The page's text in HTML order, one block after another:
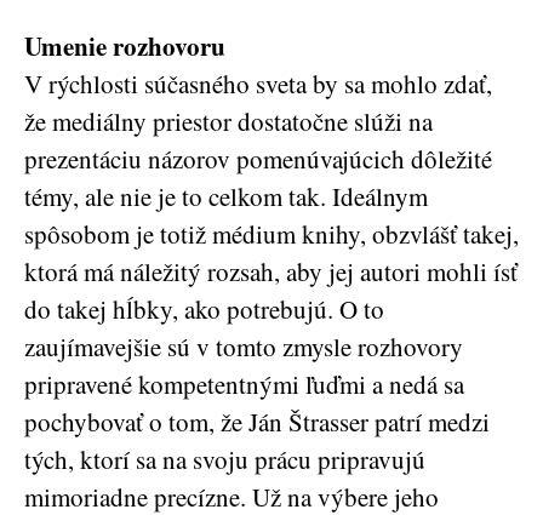
Umenie rozhovoru
V rýchlosti súčasného sveta by sa mohlo zdať,
že mediálny priestor dostatočne slúži na
prezentáciu názorov pomenúvajúcich dôležité
témy, ale nie je to celkom tak. Ideálnym
spôsobom je totiž médium knihy, obzvlášť takej,
ktorá má náležitý rozsah, aby jej autori mohli ísť
do takej hĺbky, ako potrebujú. O to
zaujímavejšie sú v tomto zmysle rozhovory
pripravené kompetentnými ľuďmi a nedá sa
pochybovať o tom, že Ján Štrasser patrí medzi
tých, ktorí sa na svoju prácu pripravujú
mimoriadne precízne. Už na výbere jeho